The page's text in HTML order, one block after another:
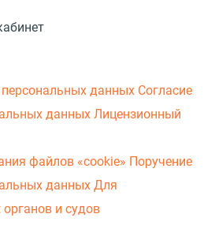
данных Согласие
данных Лицензионный
файлов «cookie» Поручение
данных Для
и судов